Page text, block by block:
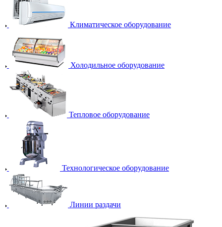
Климатическое оборудование
Холодильное оборудование
Тепловое оборудование
Технологическое оборудование
Линии раздачи